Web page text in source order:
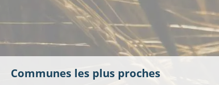
Communes les plus proches